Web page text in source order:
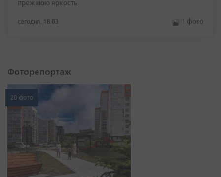
прежнюю яркость
сегодня, 18:03 1 фото
Фоторепортаж
20 фото